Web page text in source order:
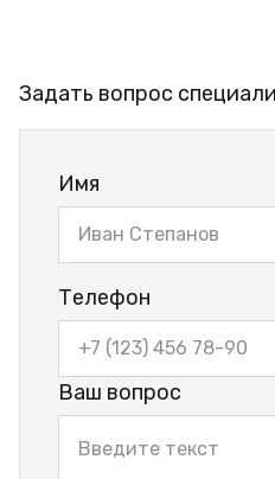
Задать вопрос
Имя
Телефон
Ваш вопрос